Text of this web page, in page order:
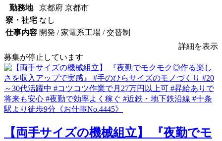
勤務地
京都府 京都市
寮・社宅 なし
仕事内容 開発 / 家電系工場 / 交替制
詳細を表示
募集が停止しています
【両手サイズの機械組立】 『夜勤でモ